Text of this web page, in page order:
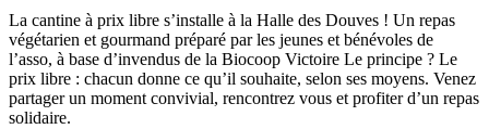
La cantine à prix libre s’installe à la Halle des Douves ! Un repas
végétarien et gourmand préparé par les jeunes et bénévoles de
l’asso, à base d’invendus de la Biocoop Victoire Le principe ? Le
prix libre : chacun donne ce qu’il souhaite, selon ses moyens. Venez
partager un moment convivial, rencontrez vous et profiter d’un repas
solidaire.